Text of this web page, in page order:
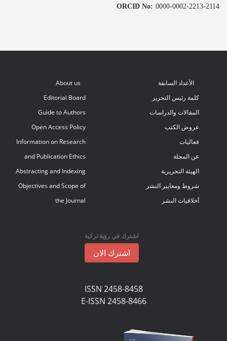
ORCID No: 0000-0002-2213-2114
الأعداد السابقة
كلمة رئيس التحرير
المقالات والدراسات
عروض الكتب
فعاليات
عن المجلة
الهيئة التحريرية
شروط ومعايير النشر
أخلاقيات النشر
About us
Editorial Board
Guide to Authors
Open Access Policy
Information on Research
and Publication Ethics
Abstracting and Indexing
Objectives and Scope of
the Journal
اشترك في رؤية تركية
اشترك الان
ISSN 2458-8458
E-ISSN 2458-8466